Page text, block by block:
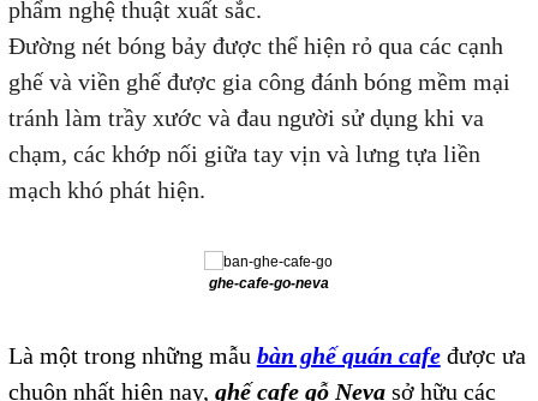
phẩm nghệ thuật xuất sắc.
Đường nét bóng bảy được thể hiện rỏ qua các cạnh
ghế và viền ghế được gia công đánh bóng mềm mại
tránh làm trầy xước và đau người sử dụng khi va
chạm, các khớp nối giữa tay vịn và lưng tựa liền
mạch khó phát hiện.
ghe-cafe-go-neva
Là một trong những mẫu bàn ghế quán cafeđược ưa
chuộn nhất hiện nay, ghế cafe gỗ Nevasở hữu các